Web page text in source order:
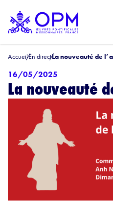
AccueilEn directLa nouveauté de
16/05/2025
La nouveauté